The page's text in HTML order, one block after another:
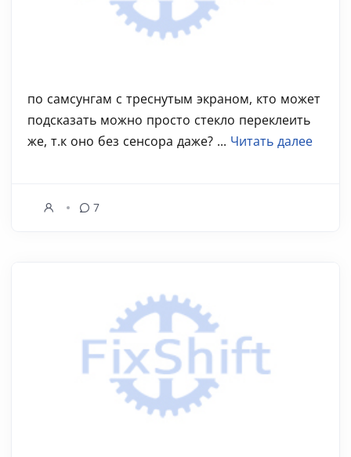
по самсунгам с треснутым экраном, кто может
подсказать можно просто стекло переклеить
же, т.к оно без сенсора даже? ... Читать далее
7